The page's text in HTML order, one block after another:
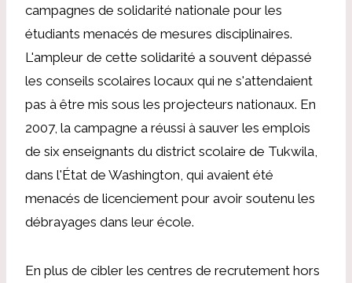
campagnes de solidarité nationale pour les
étudiants menacés de mesures disciplinaires.
L'ampleur de cette solidarité a souvent dépassé
les conseils scolaires locaux qui ne s'attendaient
pas à être mis sous les projecteurs nationaux. En
2007, la campagne a réussi à sauver les emplois
de six enseignants du district scolaire de Tukwila,
dans l'État de Washington, qui avaient été
menacés de licenciement pour avoir soutenu les
débrayages dans leur école.
En plus de cibler les centres de recrutement hors